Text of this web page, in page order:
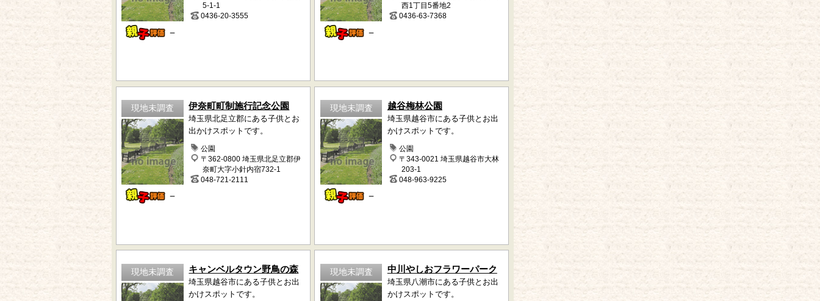
－
5-1-1
0436-20-3555
－
西1丁目5番地2
0436-63-7368
現地未調査
－
伊奈町町制施行記念公園
埼玉県北足立郡にある子供とお
出かけスポットです。
公園
〒362-0800 埼玉県北足立郡伊
奈町大字小針内宿732-1
048-721-2111
現地未調査
－
越谷梅林公園
埼玉県越谷市にある子供とお出
かけスポットです。
公園
〒343-0021 埼玉県越谷市大林
203-1
048-963-9225
現地未調査 キャンベルタウン野鳥の森
埼玉県越谷市にある子供とお出
かけスポットです。
現地未調査 中川やしおフラワーパーク
埼玉県八潮市にある子供とお出
かけスポットです。